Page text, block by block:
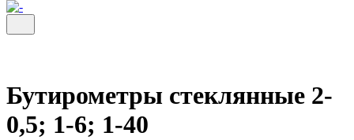
Бутирометры стеклянные 2-
0,5; 1-6; 1-40